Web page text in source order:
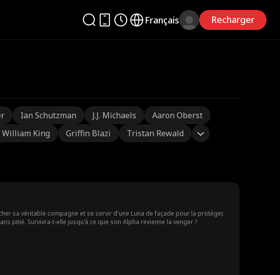
Français Recharger
Ian Schutzman J.J. Michaels
Aaron Oberst
William King Griffin Blazi Tristan Rewald
sa véritable compagne et se servir d'une Luna de façade pour la protéger.
pitié. Survivra-t-elle jusqu'à ce que son Alpha revienne la venger ?